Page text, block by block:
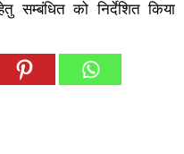
सम्बंधित को निर्देशित किया